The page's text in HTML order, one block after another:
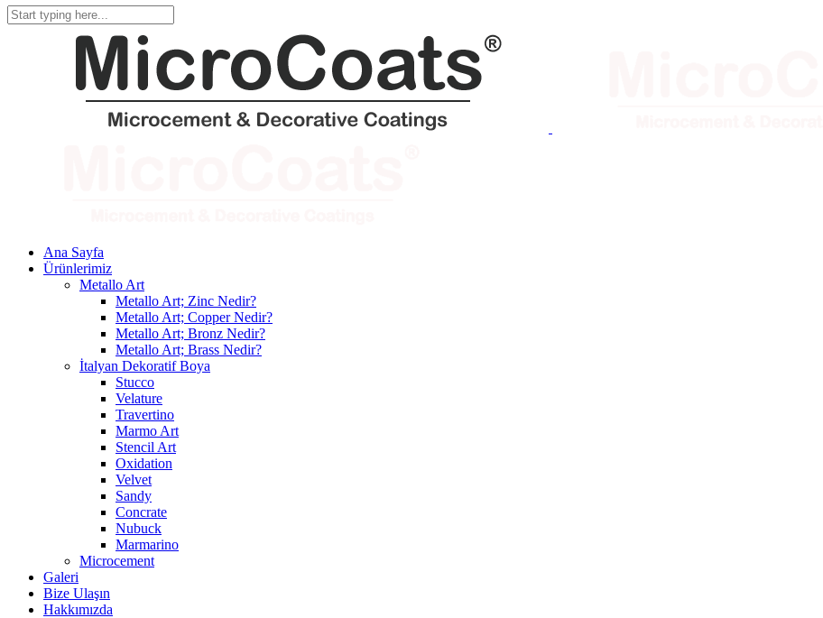
Ana Sayfa
Ürünlerimiz
Metallo Art
Metallo Art; Zinc Nedir?
Metallo Art; Copper Nedir?
Metallo Art; Bronz Nedir?
Metallo Art; Brass Nedir?
İtalyan Dekoratif Boya
Stucco
Velature
Travertino
Marmo Art
Stencil Art
Oxidation
Velvet
Sandy
Concrate
Nubuck
Marmarino
Microcement
Galeri
Bize Ulaşın
Hakkımızda